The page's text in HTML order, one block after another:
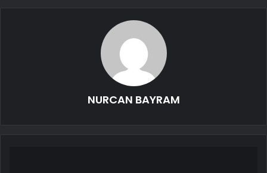
NURCAN BAYRAM